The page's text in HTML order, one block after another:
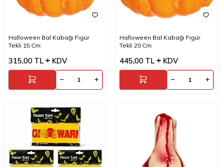
Halloween Bal Kabağı Figür
Tekli 15 Cm
315,00 TL KDV
Halloween Bal Kabağı Figür
Tekli 20 Cm
445,00 TL KDV